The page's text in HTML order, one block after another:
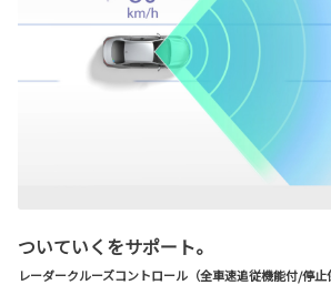
ついていくをサポート。
レーダークルーズコントロール（全車速追従機能付/停止